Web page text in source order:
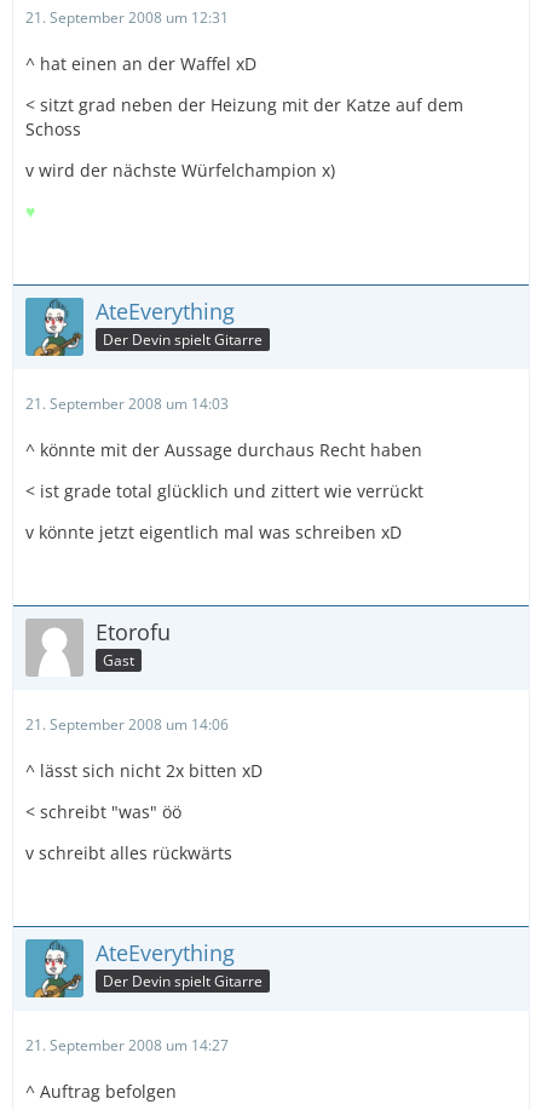
21. September 2008 um 12:31
^ hat einen an der Waffel xD
< sitzt grad neben der Heizung mit der Katze auf dem
Schoss
v wird der nächste Würfelchampion x)
♥
AteEverything
Der Devin spielt Gitarre
21. September 2008 um 14:03
^ könnte mit der Aussage durchaus Recht haben
< ist grade total glücklich und zittert wie verrückt
v könnte jetzt eigentlich mal was schreiben xD
Etorofu
Gast
21. September 2008 um 14:06
^ lässt sich nicht 2x bitten xD
< schreibt "was" öö
v schreibt alles rückwärts
AteEverything
Der Devin spielt Gitarre
21. September 2008 um 14:27
^ Auftrag befolgen